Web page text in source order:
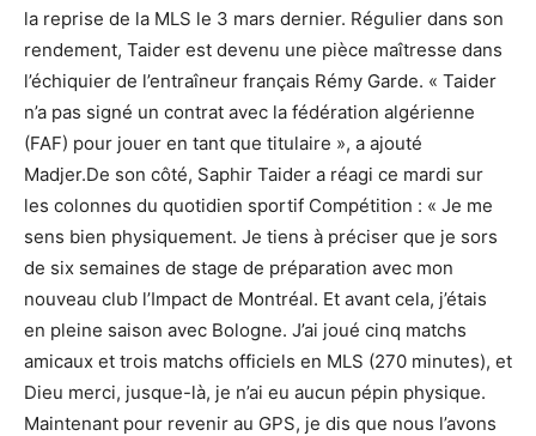
la reprise de la MLS le 3 mars dernier. Régulier dans son
rendement, Taider est devenu une pièce maîtresse dans
l’échiquier de l’entraîneur français Rémy Garde. « Taider
n’a pas signé un contrat avec la fédération algérienne
(FAF) pour jouer en tant que titulaire », a ajouté
Madjer.De son côté, Saphir Taider a réagi ce mardi sur
les colonnes du quotidien sportif Compétition : « Je me
sens bien physiquement. Je tiens à préciser que je sors
de six semaines de stage de préparation avec mon
nouveau club l’Impact de Montréal. Et avant cela, j’étais
en pleine saison avec Bologne. J’ai joué cinq matchs
amicaux et trois matchs officiels en MLS (270 minutes), et
Dieu merci, jusque-là, je n’ai eu aucun pépin physique.
Maintenant pour revenir au GPS, je dis que nous l’avons